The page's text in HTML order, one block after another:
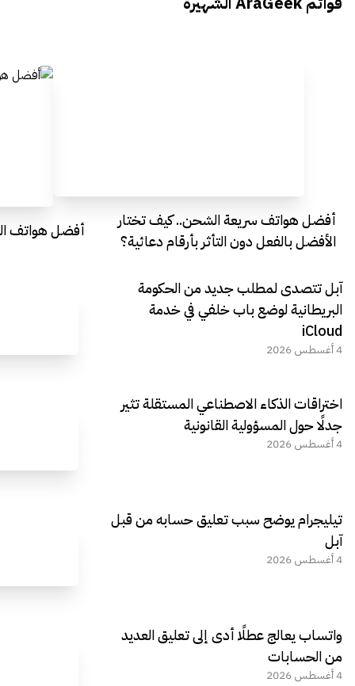
Everything Egypt
أفضل هواتف سريعة الشحن.. كيف تختار
الأفضل بالفعل دون التأثر بأرقام دعائية؟
أفضل هواتف
آبل تتصدى لمطلب جديد من الحكومة
البريطانية لوضع باب خلفي في خدمة
iCloud
4 أغسطس 2026
اختراقات الذكاء الاصطناعي المستقلة تثير
جدلًا حول المسؤولية القانونية
4 أغسطس 2026
تيليجرام يوضح سبب تعليق حسابه من قبل
آبل
4 أغسطس 2026
واتساب يعالج عطلًا أدى إلى تعليق العديد
من الحسابات
4 أغسطس 2026